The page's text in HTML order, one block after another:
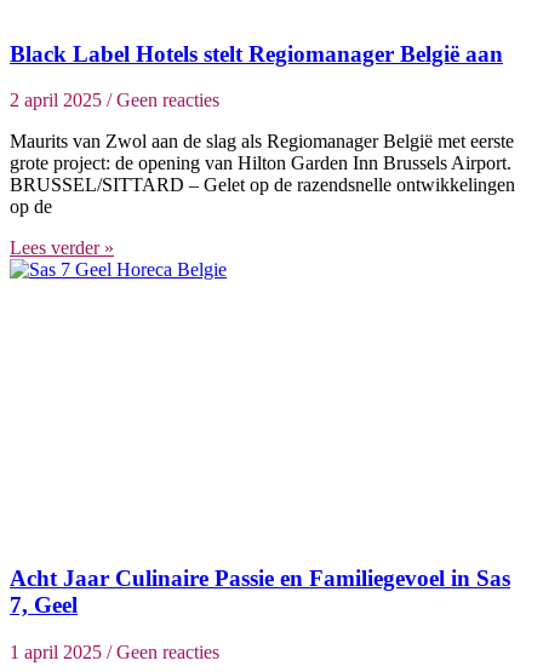
Black Label Hotels stelt Regiomanager België aan
2 april 2025 Geen reacties
Maurits van Zwol aan de slag als Regiomanager België met eerste
grote project: de opening van Hilton Garden Inn Brussels Airport.
BRUSSEL/SITTARD – Gelet op de razendsnelle ontwikkelingen
op de
Lees verder »
Acht Jaar Culinaire Passie en Familiegevoel in Sas
7, Geel
1 april 2025 Geen reacties